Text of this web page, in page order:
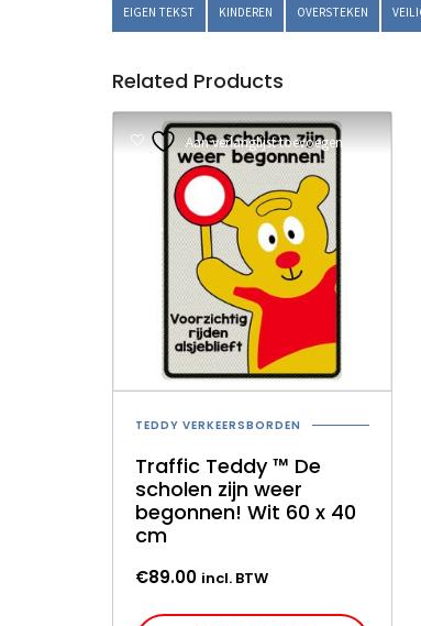
EIGEN TEKST KINDEREN OVERSTEKEN
Related Products
TEDDY VERKEERSBORDEN
Traffic Teddy ™ De
scholen zijn weer
begonnen! Wit 60 x 40
cm
€89.00 incl. BTW
Aan verlanglijst toevoegen